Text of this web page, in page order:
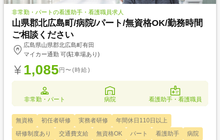
非常勤・パートの看護助手・看護職員求人
山県郡北広島町/病院/パート/無資格OK/勤務時間
ご相談ください
広島県山県郡北広島町有田
マイカー通勤 可(駐車場あり)
1,085 円〜(時給)
非常勤・パート 病院 看護助手・看護職員
無資格 初任者研修 実務者研修
年間休日110日以上
研修制度あり
交通費支給 無資格OK パート 看護助手 病院